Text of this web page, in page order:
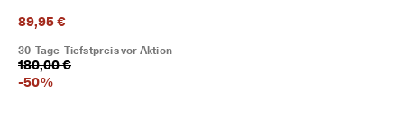
89,95 €
30-Tage-Tiefstpreis vor Aktion
180,00 €
-50%